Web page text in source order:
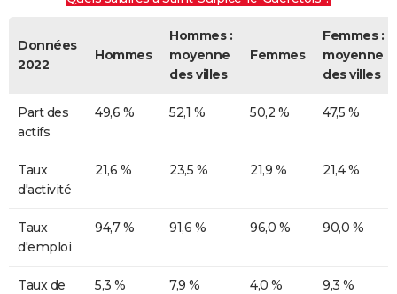
Données
2022
Hommes
Hommes :
moyenne
des villes
Femmes
Femmes :
moyenne
des villes
Part des
actifs
49,6 % 52,1 % 50,2 % 47,5 %
Taux
d'activité
21,6 % 23,5 % 21,9 % 21,4 %
Taux
d'emploi
94,7 % 91,6 % 96,0 % 90,0 %
Taux de
5,3 % 7,9 % 4,0 % 9,3 %